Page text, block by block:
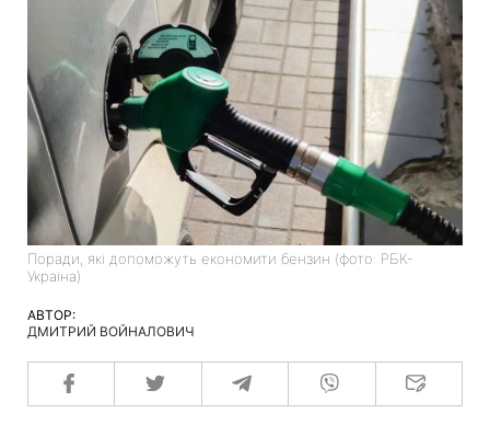
Поради, які допоможуть економити бензин (фото: РБК-
Україна)
АВТОР:
ДМИТРИЙ ВОЙНАЛОВИЧ